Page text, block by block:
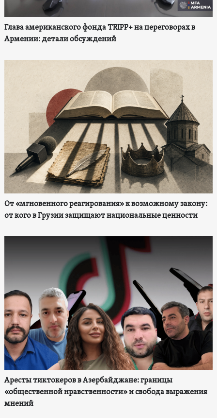
Глава американского фонда TRIPP+ на переговорах в
Армении: детали обсуждений
От «мгновенного реагирования» к возможному закону:
от кого в Грузии защищают национальные ценности
Аресты тиктокеров в Азербайджане: границы
«общественной нравственности» и свобода выражения
мнений